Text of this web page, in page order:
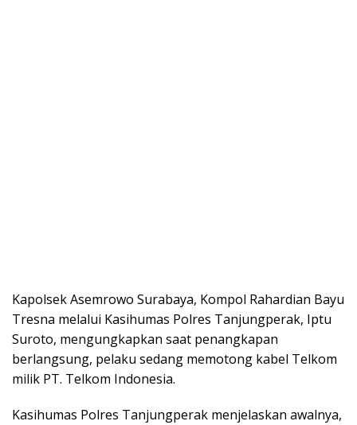
Kapolsek Asemrowo Surabaya, Kompol Rahardian Bayu
Tresna melalui Kasihumas Polres Tanjungperak, Iptu
Suroto, mengungkapkan saat penangkapan
berlangsung, pelaku sedang memotong kabel Telkom
milik PT. Telkom Indonesia.
Kasihumas Polres Tanjungperak menjelaskan awalnya,